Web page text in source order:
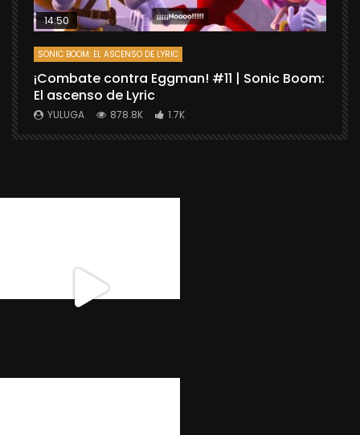
14:50
SONIC BOOM: EL ASCENSO DE LYRIC
¡Combate contra Eggman! #11 | Sonic Boom:
El ascenso de Lyric
YULUGA 878.8K 1.7K